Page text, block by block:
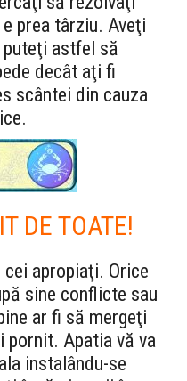
prea târziu. Aveţi
puteţi astfel să
decât aţi fi
scântei din cauza
DE TOATE!
apropiaţi. Orice
sine conflicte sau
ar fi să mergeţi
pornit. Apatia vă va
instalându-se